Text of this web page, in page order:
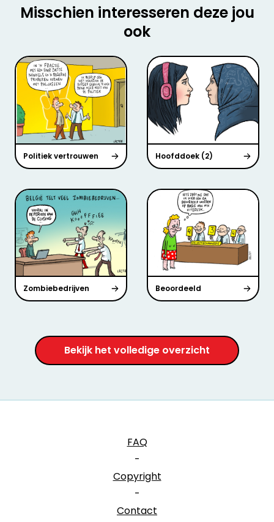
Misschien interesseren deze jou
ook
Politiek vertrouwen Hoofddoek (2)
Zombiebedrijven Beoordeeld
Bekijk het volledige overzicht
FAQ
-
Copyright
-
Contact